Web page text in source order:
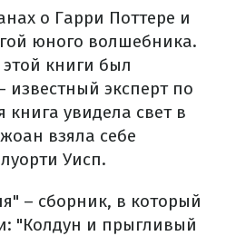
о Гарри Поттере и
юного волшебника.
книги был
известный эксперт по
книга увидела свет в
взяла себе
Уисп.
– сборник, в который
"Колдун и прыгливый